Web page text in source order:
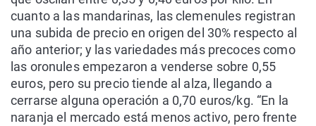
cuanto a las mandarinas, las clemenules registran
una subida de precio en origen del 30% respecto al
año anterior; y las variedades más precoces como
las oronules empezaron a venderse sobre 0,55
euros, pero su precio tiende al alza, llegando a
cerrarse alguna operación a 0,70 euros/kg. “En la
naranja el mercado está menos activo, pero frente